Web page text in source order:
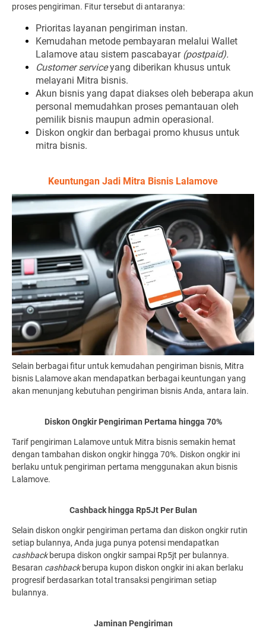
proses pengiriman. Fitur tersebut di antaranya:
Prioritas layanan pengiriman instan.
Kemudahan metode pembayaran melalui Wallet
Lalamove atau sistem pascabayar (postpaid).
Customer serviceyang diberikan khusus untuk
melayani Mitra bisnis.
Akun bisnis yang dapat diakses oleh beberapa akun
personal memudahkan proses pemantauan oleh
pemilik bisnis maupun admin operasional.
Diskon ongkir dan berbagai promo khusus untuk
mitra bisnis.
Keuntungan Jadi Mitra Bisnis Lalamove
Selain berbagai fitur untuk kemudahan pengiriman bisnis, Mitra
bisnis Lalamove akan mendapatkan berbagai keuntungan yang
akan menunjang kebutuhan pengiriman bisnis Anda, antara lain.
Diskon Ongkir Pengiriman Pertama hingga 70%
Tarif pengiriman Lalamove untuk Mitra bisnis semakin hemat
dengan tambahan diskon ongkir hingga 70%. Diskon ongkir ini
berlaku untuk pengiriman pertama menggunakan akun bisnis
Lalamove.
Cashback hingga Rp5Jt Per Bulan
Selain diskon ongkir pengiriman pertama dan diskon ongkir rutin
setiap bulannya, Anda juga punya potensi mendapatkan
cashbackberupa diskon ongkir sampai Rp5jt per bulannya.
Besaran cashbackberupa kupon diskon ongkir ini akan berlaku
progresif berdasarkan total transaksi pengiriman setiap
bulannya.
Jaminan Pengiriman